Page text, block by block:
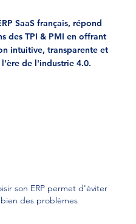
SaaS français, répond
des TPI & PMI en offrant
intuitive, transparente et
de l'industrie 4.0.
son ERP permet d'éviter
bien des problèmes